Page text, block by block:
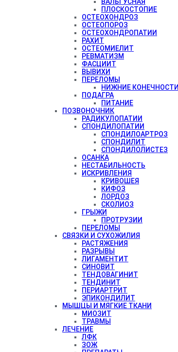
ПЛОСКОСТОПИЕ
ОСТЕОХОНДРОЗ
ОСТЕОПОРОЗ
ОСТЕОХОНДРОПАТИИ
РАХИТ
ОСТЕОМИЕЛИТ
РЕВМАТИЗМ
ФАСЦИИТ
ВЫВИХИ
ПЕРЕЛОМЫ
НИЖНИЕ КОНЕЧНОСТИ
ПОДАГРА
ПИТАНИЕ
ПОЗВОНОЧНИК
РАДИКУЛОПАТИИ
СПОНДИЛОПАТИИ
СПОНДИЛОАРТРОЗ
СПОНДИЛИТ
СПОНДИЛОЛИСТЕЗ
ОСАНКА
НЕСТАБИЛЬНОСТЬ
ИСКРИВЛЕНИЯ
КРИВОШЕЯ
КИФОЗ
ЛОРДОЗ
СКОЛИОЗ
ГРЫЖИ
ПРОТРУЗИИ
ПЕРЕЛОМЫ
СВЯЗКИ И СУХОЖИЛИЯ
РАСТЯЖЕНИЯ
РАЗРЫВЫ
ЛИГАМЕНТИТ
СИНОВИТ
ТЕНДОВАГИНИТ
ТЕНДИНИТ
ПЕРИАРТРИТ
ЭПИКОНДИЛИТ
МЫШЦЫ И МЯГКИЕ ТКАНИ
МИОЗИТ
ТРАВМЫ
ЛЕЧЕНИЕ
ЛФК
ЗОЖ